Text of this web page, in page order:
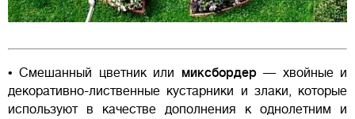
• Смешанный цветник или миксбордер— хвойные и
декоративно-лиственные кустарники и злаки, которые
используют в качестве дополнения к однолетним и